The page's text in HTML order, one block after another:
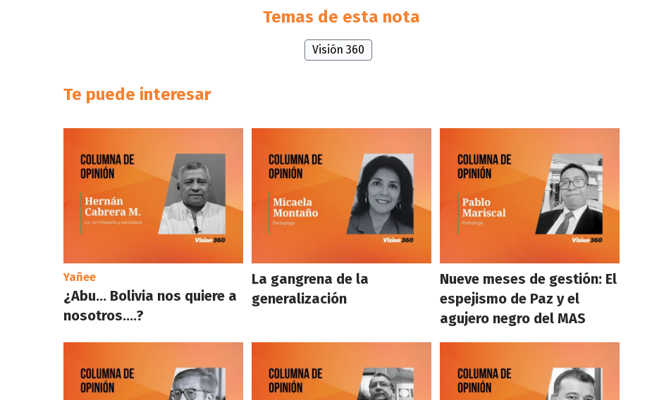
Temas de esta nota
Visión 360
Te puede interesar
Yañee
¿Abu… Bolivia nos quiere a
nosotros….?
La gangrena de la
generalización
Nueve meses de gestión: El
espejismo de Paz y el
agujero negro del MAS